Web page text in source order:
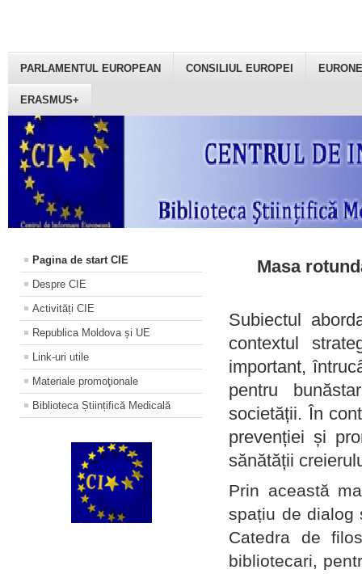
PARLAMENTUL EUROPEAN CONSILIUL EUROPEI
ERASMUS+
Pagina de start CIE
Despre CIE
Activități CIE
Republica Moldova și UE
Link-uri utile
Materiale promoţionale
Biblioteca Științifică Medicală
Masa
Subiectul
contextul
important,
pentru
societății. În
prevenției și
sănătății
Prin această
spațiu de dialog
Catedra de
bibliotecari,